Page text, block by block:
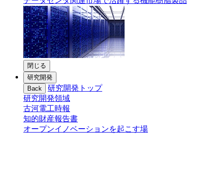
閉じる
研究開発
Back
研究開発トップ
研究開発領域
古河電工時報
知的財産報告書
オープンイノベーションを起こす場